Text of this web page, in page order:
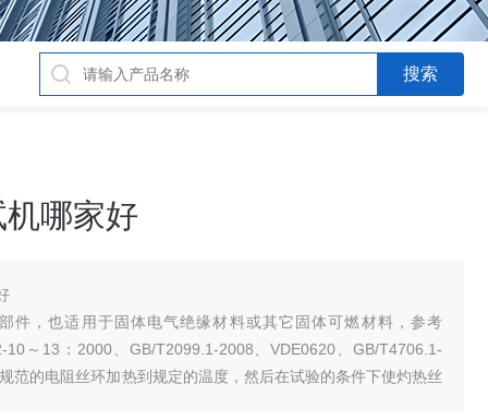
哪家好
件，也适用于固体电气绝缘材料或其它固体可燃材料，参考
～13：2000、GB/T2099.1-2008、VDE0620、GB/T4706.1-
范的电阻丝环加热到规定的温度，然后在试验的条件下使灼热丝